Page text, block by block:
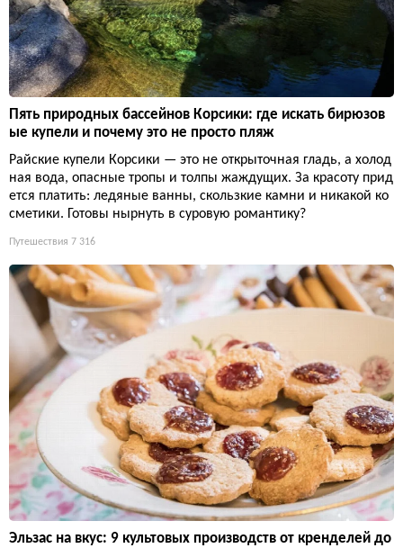
Пять природных бассейнов Корсики: где искать бирюзов
ые купели и почему это не просто пляж
Райские купели Корсики — это не открыточная гладь, а холод
ная вода, опасные тропы и толпы жаждущих. За красоту прид
ется платить: ледяные ванны, скользкие камни и никакой ко
сметики. Готовы нырнуть в суровую романтику?
Путешествия 7 316
Эльзас на вкус: 9 культовых производств от кренделей до